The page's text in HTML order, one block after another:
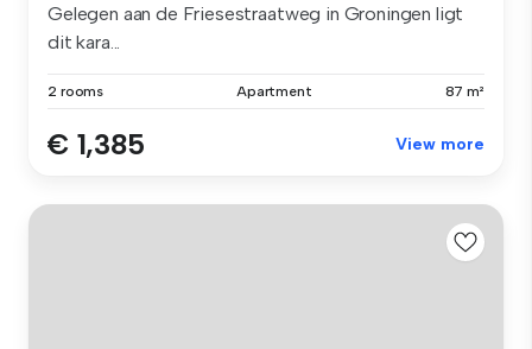
Gelegen aan de Friesestraatweg in Groningen ligt
dit kara...
2 rooms Apartment 87 m²
€ 1,385 View more